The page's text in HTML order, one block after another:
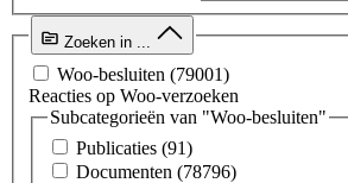
Zoeken in ...
Woo-besluiten (79001)
Reacties op Woo-verzoeken
Subcategorieën van "Woo-besluiten"
Publicaties (91)
Documenten (78796)